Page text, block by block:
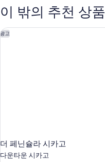
히
기
이 밖의 추천 상품
광고
더 페닌슐라 시카고
다운타운 시카고
더 페닌슐라 시카고